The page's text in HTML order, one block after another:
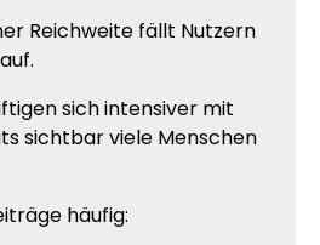
Reichweite fällt Nutzern
sich intensiver mit
sichtbar viele Menschen
häufig: